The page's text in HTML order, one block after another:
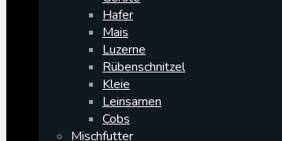
Hafer
Mais
Luzerne
Rübenschnitzel
Kleie
Leinsamen
Cobs
Mischfutter